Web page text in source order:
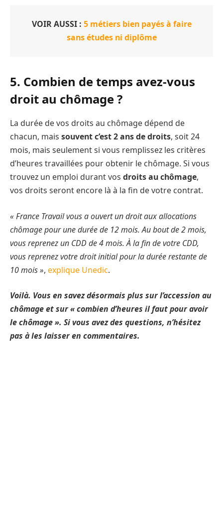
VOIR AUSSI : 5 métiers bien payés à faire
sans études ni diplôme
5. Combien de temps avez-vous
droit au chômage ?
La durée de vos droits au chômage dépend de
chacun, mais souvent c’est 2 ans de droits, soit 24
mois, mais seulement si vous remplissez les critères
d’heures travaillées pour obtenir le chômage. Si vous
trouvez un emploi durant vos droits au chômage,
vos droits seront encore là à la fin de votre contrat.
« France Travail vous a ouvert un droit aux allocations
chômage pour une durée de 12 mois. Au bout de 2 mois,
vous reprenez un CDD de 4 mois. À la fin de votre CDD,
vous reprenez votre droit initial pour la durée restante de
10 mois », explique Unedic.
Voilà. Vous en savez désormais plus sur l’accession au
chômage et sur « combien d’heures il faut pour avoir
le chômage ». Si vous avez des questions, n’hésitez
pas à les laisser en commentaires.